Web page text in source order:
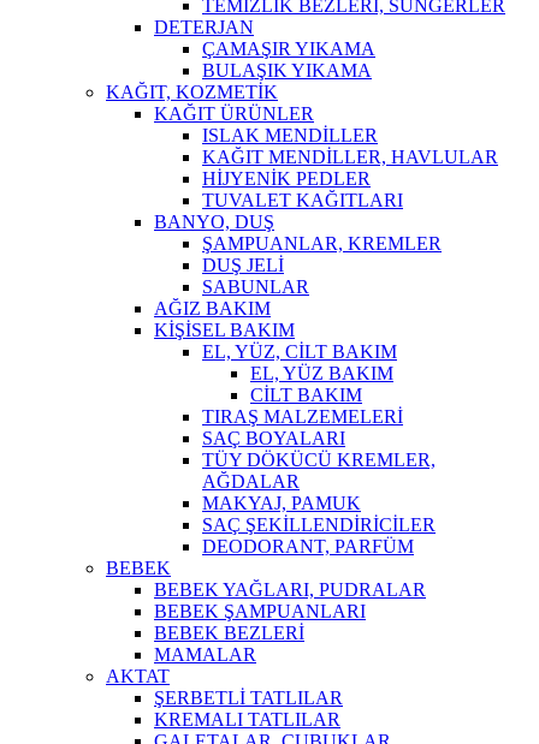
TEMİZLİK BEZLERİ, SÜNGERLER
DETERJAN
ÇAMAŞIR YIKAMA
BULAŞIK YIKAMA
KAĞIT, KOZMETİK
KAĞIT ÜRÜNLER
ISLAK MENDİLLER
KAĞIT MENDİLLER, HAVLULAR
HİJYENİK PEDLER
TUVALET KAĞITLARI
BANYO, DUŞ
ŞAMPUANLAR, KREMLER
DUŞ JELİ
SABUNLAR
AĞIZ BAKIM
KİŞİSEL BAKIM
EL, YÜZ, CİLT BAKIM
EL, YÜZ BAKIM
CİLT BAKIM
TIRAŞ MALZEMELERİ
SAÇ BOYALARI
TÜY DÖKÜCÜ KREMLER,
AĞDALAR
MAKYAJ, PAMUK
SAÇ ŞEKİLLENDİRİCİLER
DEODORANT, PARFÜM
BEBEK
BEBEK YAĞLARI, PUDRALAR
BEBEK ŞAMPUANLARI
BEBEK BEZLERİ
MAMALAR
AKTAT
ŞERBETLİ TATLILAR
KREMALI TATLILAR